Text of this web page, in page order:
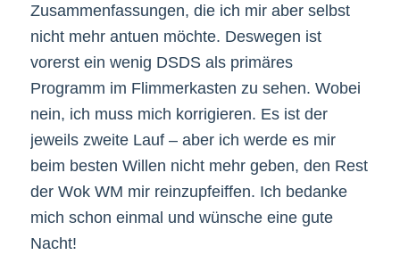
Zusammenfassungen, die ich mir aber selbst
nicht mehr antuen möchte. Deswegen ist
vorerst ein wenig DSDS als primäres
Programm im Flimmerkasten zu sehen. Wobei
nein, ich muss mich korrigieren. Es ist der
jeweils zweite Lauf – aber ich werde es mir
beim besten Willen nicht mehr geben, den Rest
der Wok WM mir reinzupfeiffen. Ich bedanke
mich schon einmal und wünsche eine gute
Nacht!